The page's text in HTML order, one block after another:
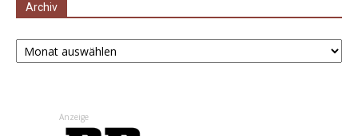
Archiv
Archiv
Anzeige